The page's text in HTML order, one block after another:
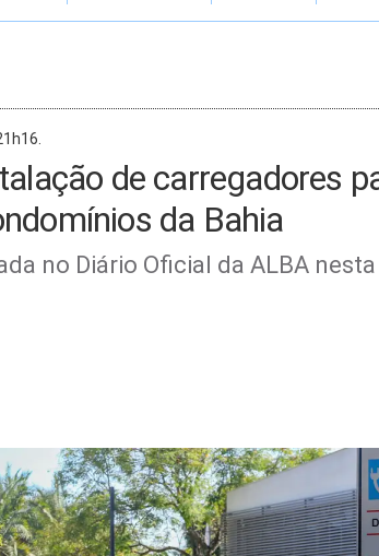
de carregadores
da Bahia
no Diário Oficial da ALBA